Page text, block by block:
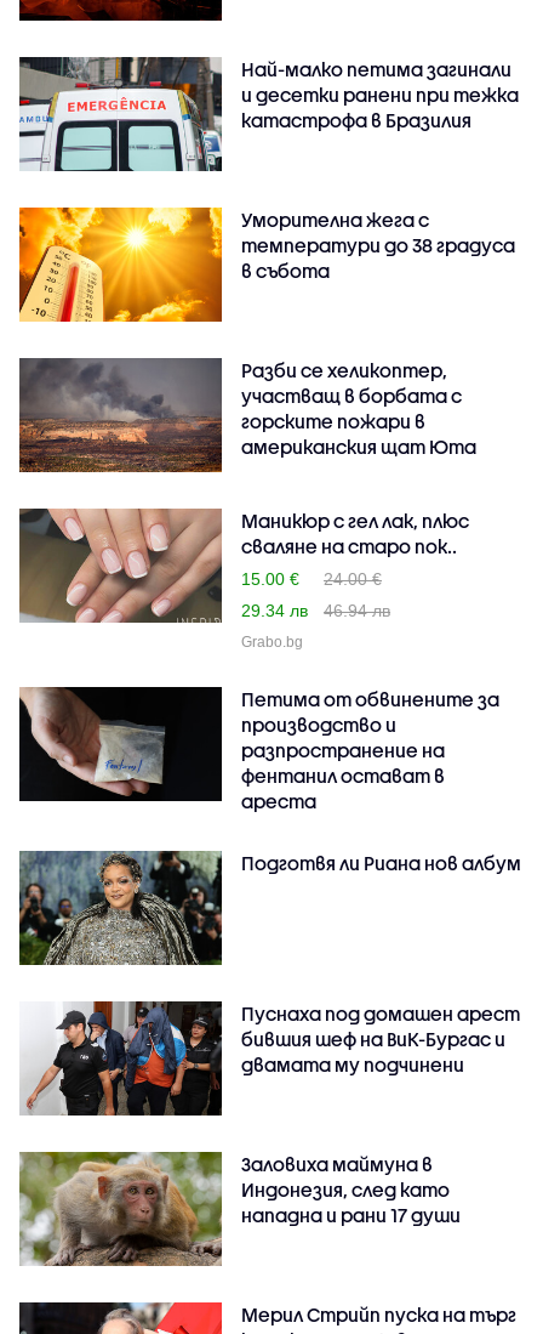
Най-малко петима загинали
и десетки ранени при тежка
катастрофа в Бразилия
Уморителна жега с
температури до 38 градуса
в събота
Разби се хеликоптер,
участващ в борбата с
горските пожари в
американския щат Юта
Маникюр с гел лак, плюс
сваляне на старо пок..
15.00 €
24.00 €
29.34 лв
46.94 лв
Grabo.bg
Петима от обвинените за
производство и
разпространение на
фентанил остават в
ареста
Подготвя ли Риана нов албум
Пуснаха под домашен арест
бившия шеф на ВиК-Бургас и
двамата му подчинени
Заловиха маймуна в
Индонезия, след като
нападна и рани 17 души
Мерил Стрийп пуска на търг